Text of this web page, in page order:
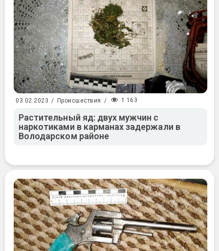
03.02.2023 / Происшествия / 1 163
Растительный яд: двух мужчин с
наркотиками в карманах задержали в
Володарском районе